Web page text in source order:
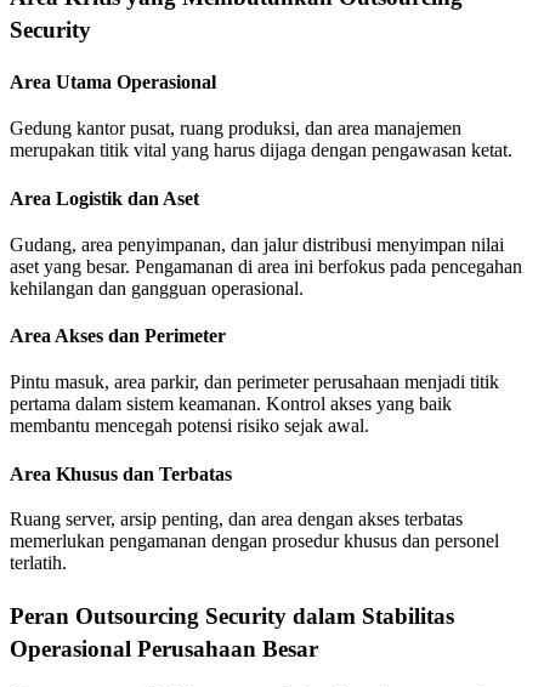
Security
Area Utama Operasional
Gedung kantor pusat, ruang produksi, dan area manajemen
merupakan titik vital yang harus dijaga dengan pengawasan ketat.
Area Logistik dan Aset
Gudang, area penyimpanan, dan jalur distribusi menyimpan nilai
aset yang besar. Pengamanan di area ini berfokus pada pencegahan
kehilangan dan gangguan operasional.
Area Akses dan Perimeter
Pintu masuk, area parkir, dan perimeter perusahaan menjadi titik
pertama dalam sistem keamanan. Kontrol akses yang baik
membantu mencegah potensi risiko sejak awal.
Area Khusus dan Terbatas
Ruang server, arsip penting, dan area dengan akses terbatas
memerlukan pengamanan dengan prosedur khusus dan personel
terlatih.
Peran Outsourcing Security dalam Stabilitas
Operasional Perusahaan Besar